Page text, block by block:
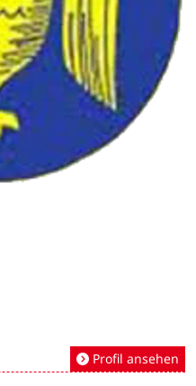
Profil ansehen